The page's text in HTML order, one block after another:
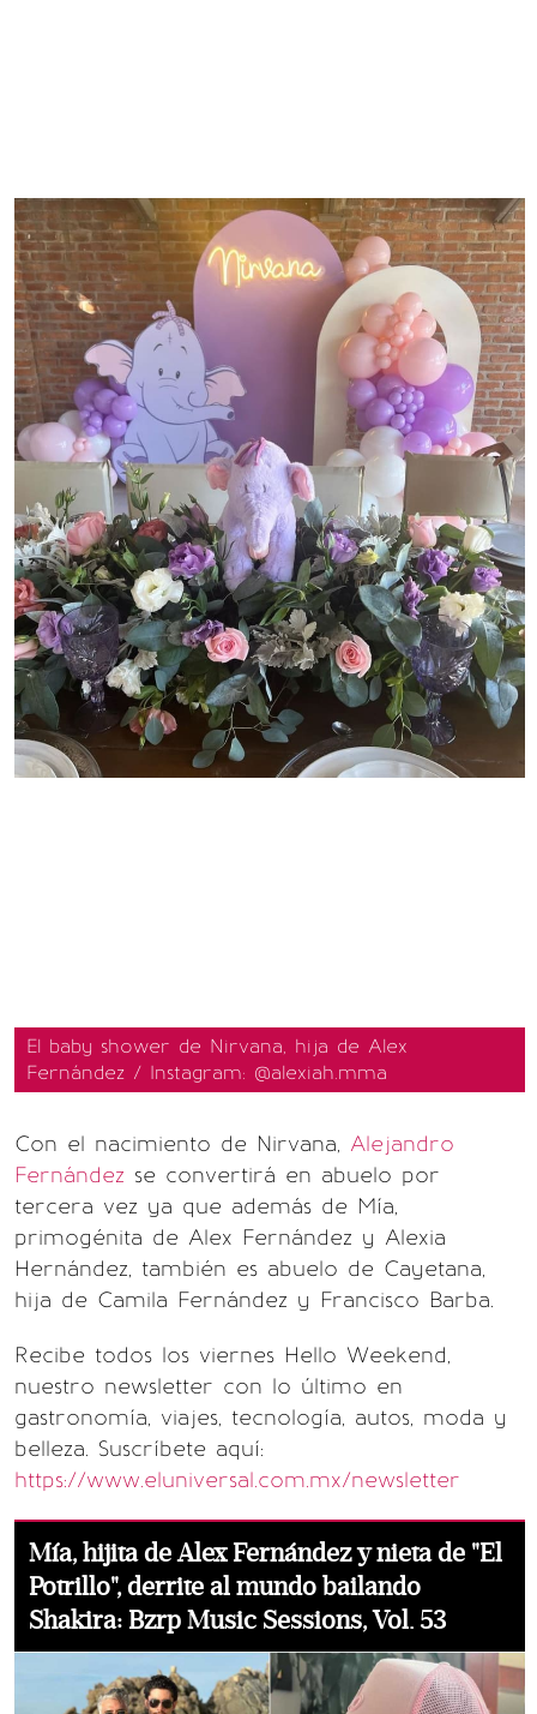
El baby shower de Nirvana, hija de Alex
Fernández / Instagram: @alexiah.mma
Con el nacimiento de Nirvana, Alejandro
Fernández se convertirá en abuelo por
tercera vez ya que además de Mía,
primogénita de Alex Fernández y Alexia
Hernández, también es abuelo de Cayetana,
hija de Camila Fernández y Francisco Barba.
Recibe todos los viernes Hello Weekend,
nuestro newsletter con lo último en
gastronomía, viajes, tecnología, autos, moda y
belleza. Suscríbete aquí:
https://www.eluniversal.com.mx/newsletter
Mía, hijita de Alex Fernández y nieta de "El
Potrillo", derrite al mundo bailando
Shakira: Bzrp Music Sessions, Vol. 53